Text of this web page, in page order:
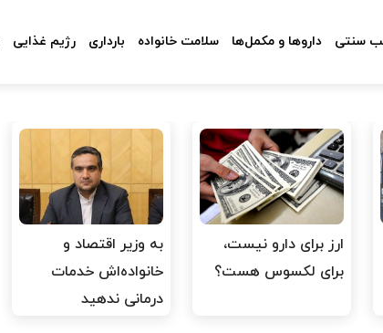
سنتی داروها و مکمل‌ها سلامت خانواده بارداری رژیم غذایی
ارز برای دارو نیست،
برای لکسوس هست؟
به وزیر اقتصاد و
خانواده‌اش خدمات
درمانی ندهید